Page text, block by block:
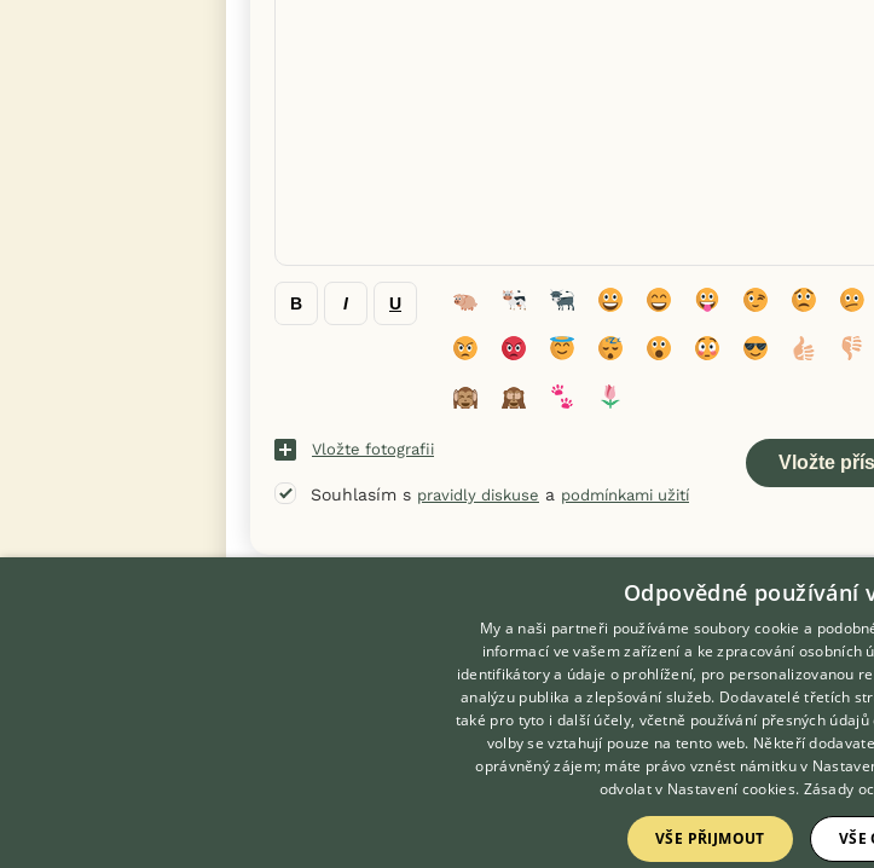
B I U
Vložte fotografii
Souhlasím s pravidly diskuse a podmínkami užití
KONTAKT DO REDAKCE
DOMOVSKÁ STRÁNKA
INZERCE
DISKUSE
O nás
Odpovědné používání
My a naši partneři používáme soubory cookie a
informací ve vašem zařízení a ke zpracování osobních
identifikátory a údaje o prohlížení, pro personalizovanou
analýzu publika a zlepšování služeb. Dodavatelé třetích
také pro tyto i další účely, včetně používání přesných
volby se vztahují pouze na tento web. Někteří
oprávněný zájem; máte právo vznést námitku v
odvolat v Nastavení cookies. Zásady
VŠE PŘIJMOUT VŠE